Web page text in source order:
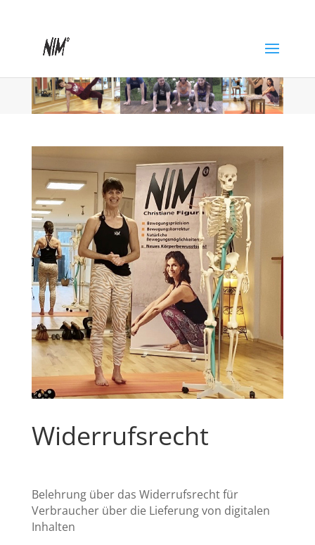
Widerrufsrecht
Belehrung über das Widerrufsrecht für
Verbraucher über die Lieferung von digitalen
Inhalten